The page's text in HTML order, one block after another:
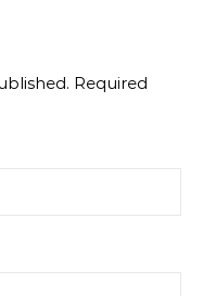
Required